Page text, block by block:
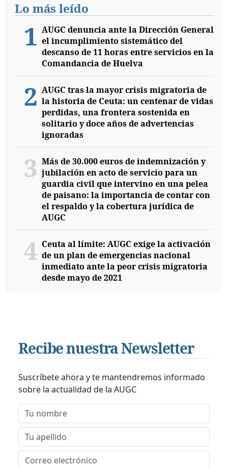
Lo más leído
1 AUGC denuncia ante la Dirección General
el incumplimiento sistemático del
descanso de 11 horas entre servicios en la
Comandancia de Huelva
2 AUGC tras la mayor crisis migratoria de
la historia de Ceuta: un centenar de vidas
perdidas, una frontera sostenida en
solitario y doce años de advertencias
ignoradas
3 Más de 30.000 euros de indemnización y
jubilación en acto de servicio para un
guardia civil que intervino en una pelea
de paisano: la importancia de contar con
el respaldo y la cobertura jurídica de
AUGC
4 Ceuta al límite: AUGC exige la activación
de un plan de emergencias nacional
inmediato ante la peor crisis migratoria
desde mayo de 2021
Recibe nuestra Newsletter
Suscríbete ahora y te mantendremos informado
sobre la actualidad de la AUGC